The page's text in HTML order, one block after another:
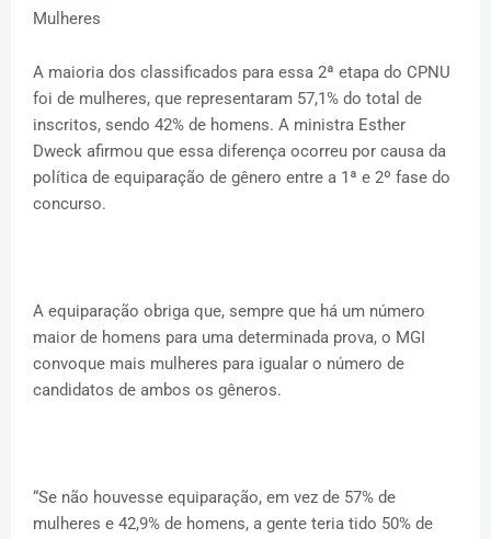
Mulheres
A maioria dos classificados para essa 2ª etapa do CPNU
foi de mulheres, que representaram 57,1% do total de
inscritos, sendo 42% de homens. A ministra Esther
Dweck afirmou que essa diferença ocorreu por causa da
política de equiparação de gênero entre a 1ª e 2º fase do
concurso.
A equiparação obriga que, sempre que há um número
maior de homens para uma determinada prova, o MGI
convoque mais mulheres para igualar o número de
candidatos de ambos os gêneros.
“Se não houvesse equiparação, em vez de 57% de
mulheres e 42,9% de homens, a gente teria tido 50% de